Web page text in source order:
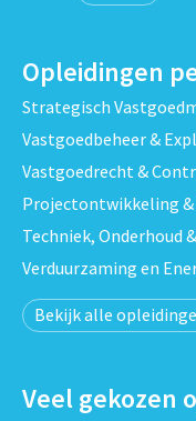
Opleidingen
Strategisch
Vastgoedbeheer &
Vastgoedrecht &
Projectontwikkeling
Techniek, Onderhoud
Verduurzaming en
Bekijk alle
Veel gekozen